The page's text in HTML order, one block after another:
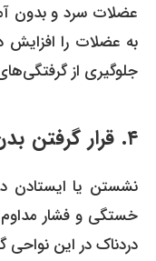
عضلات سرد و بدون
به عضلات را
جلوگیری از
۴. قرار گرفتن بدن در وضعیت‌های نامناسب و ثابت برای مدت طولانی
نشستن یا ایستادن
خستگی و فشار
دردناک در این نواحی